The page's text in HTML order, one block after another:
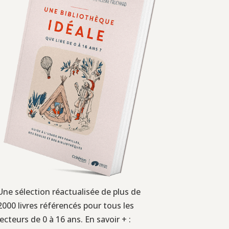
sélection réactualisée de plus de
livres référencés pour tous les
de 0 à 16 ans. En savoir + :